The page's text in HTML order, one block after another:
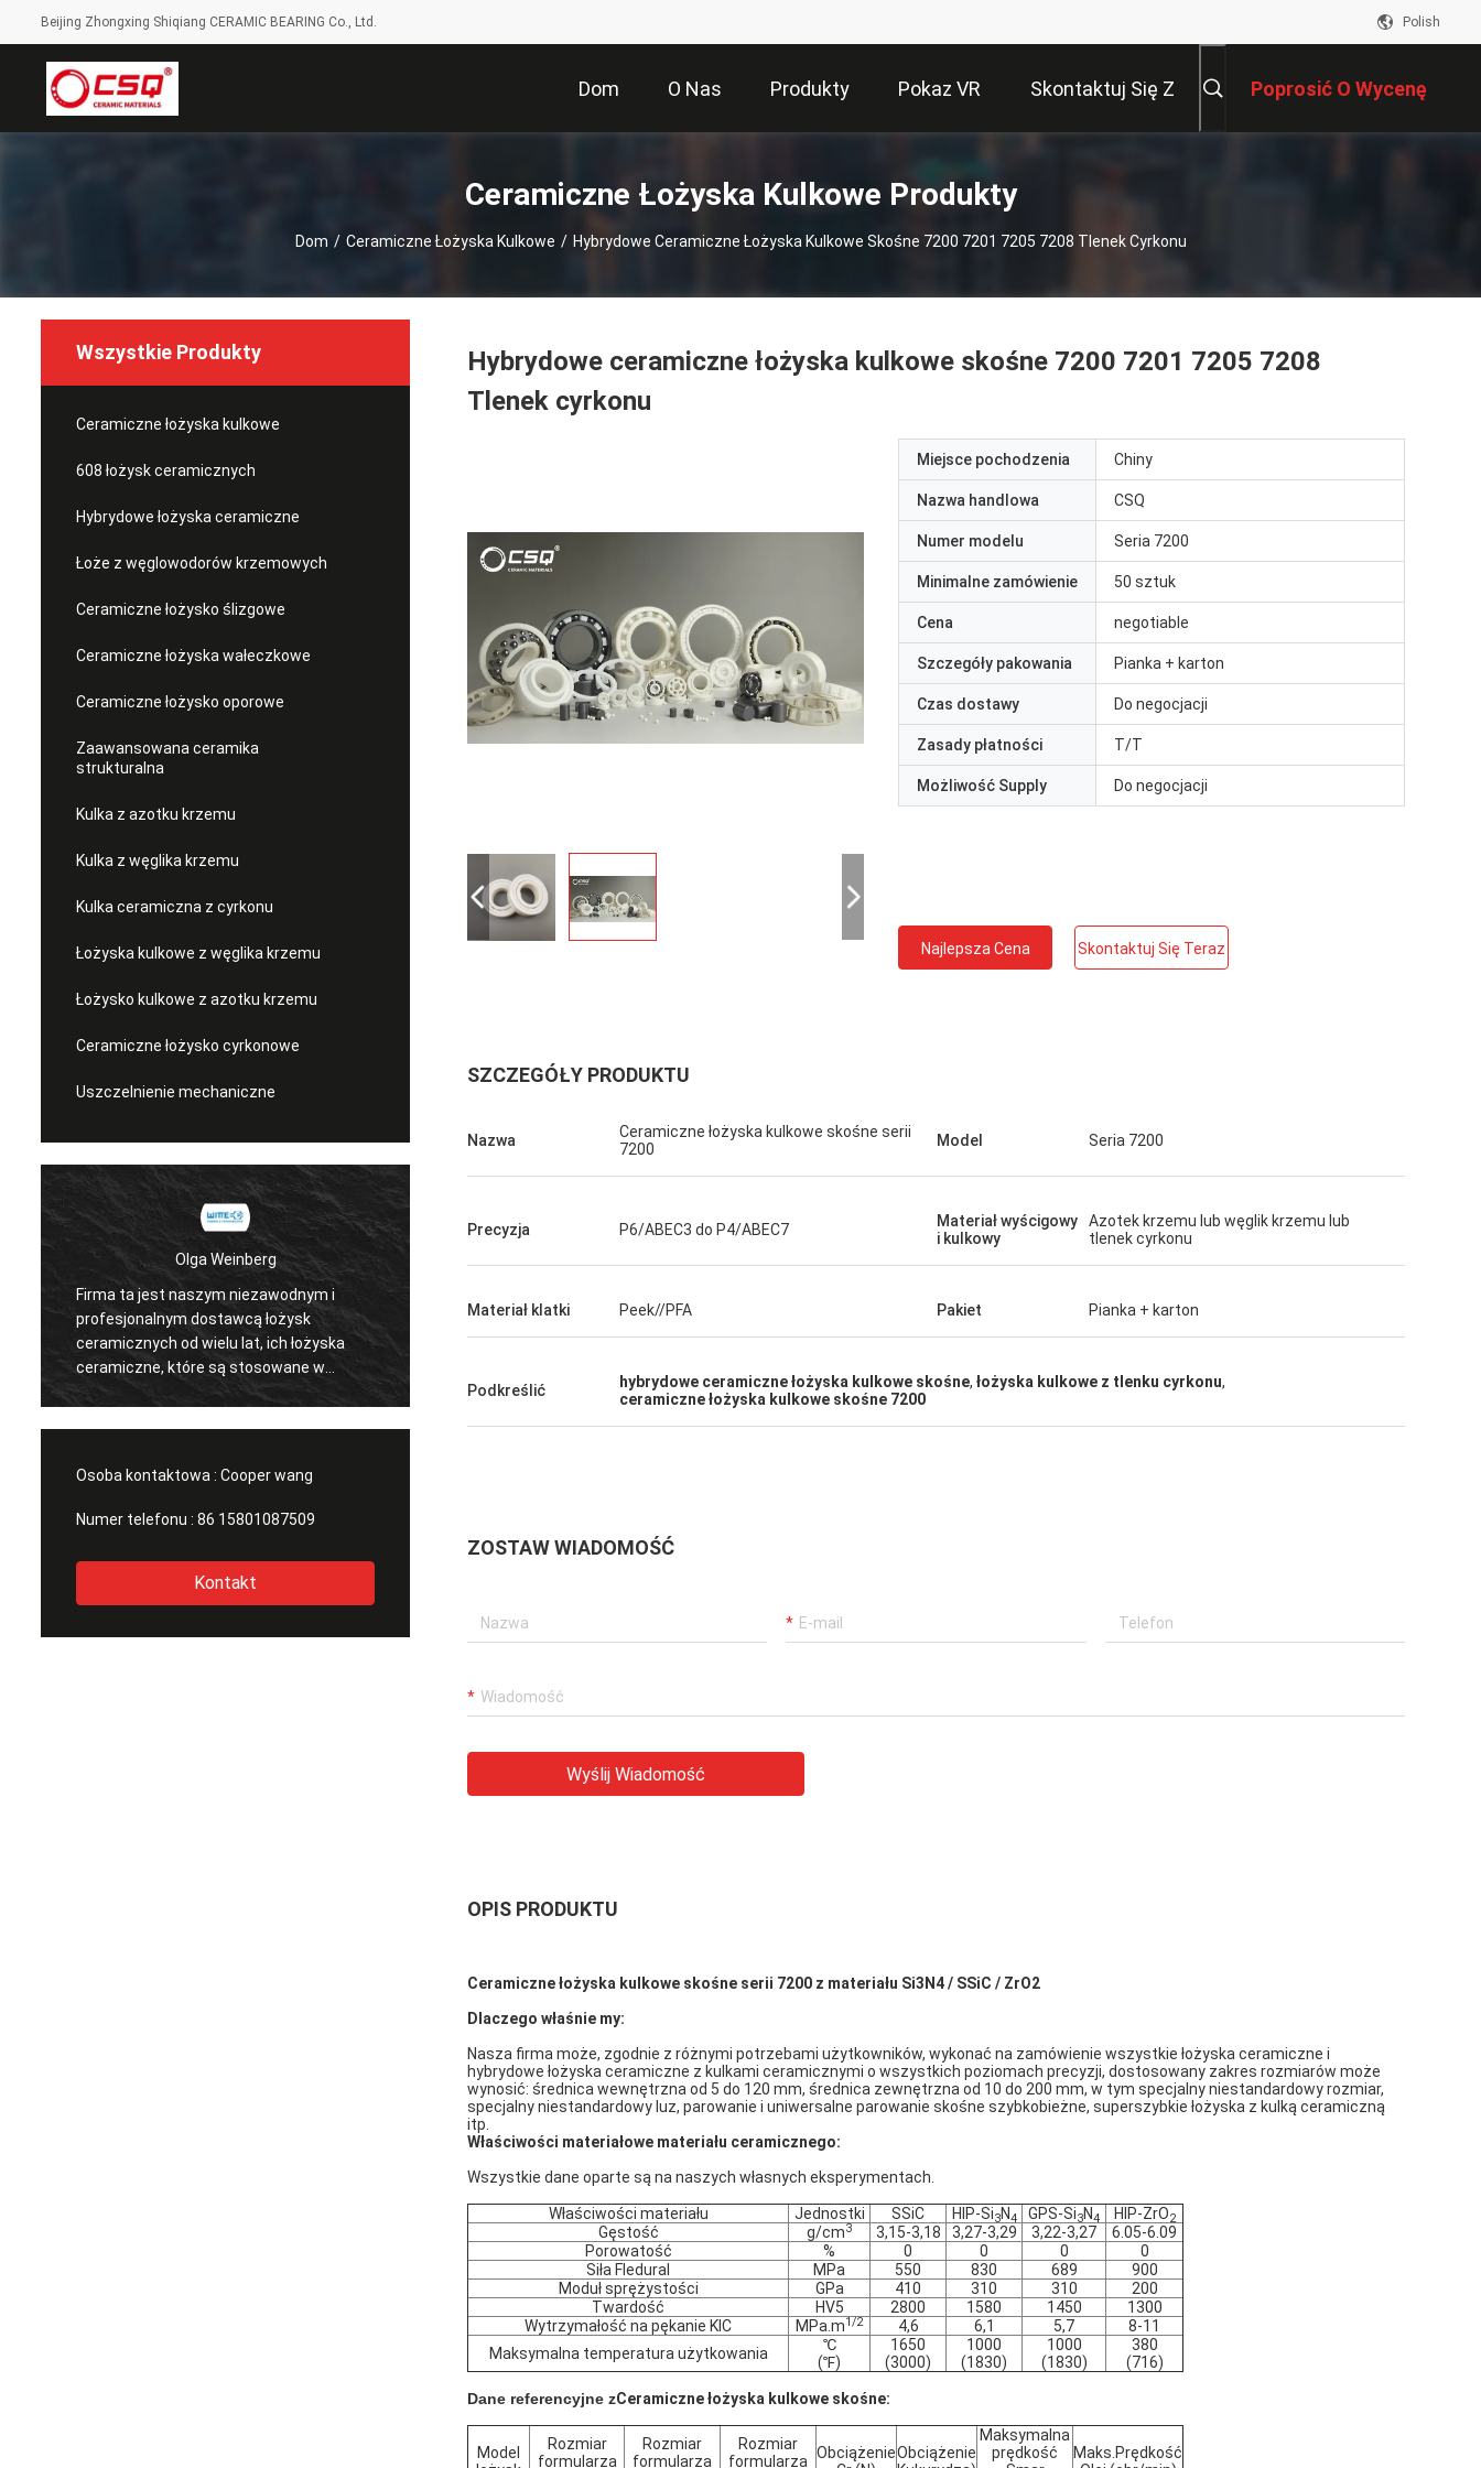
Beijing Zhongxing Shiqiang CERAMIC BEARING Co., Ltd. Polish
Dom O Nas Produkty Pokaz VR Skontaktuj Się Z Poprosić O Wycenę
Ceramiczne Łożyska Kulkowe Produkty
Dom / Ceramiczne Łożyska Kulkowe / Hybrydowe Ceramiczne Łożyska Kulkowe Skośne 7200 7201 7205 7208 Tlenek Cyrkonu
Wszystkie Produkty
Ceramiczne łożyska kulkowe
608 łożysk ceramicznych
Hybrydowe łożyska ceramiczne
Łoże z węglowodorów krzemowych
Ceramiczne łożysko ślizgowe
Ceramiczne łożyska wałeczkowe
Ceramiczne łożysko oporowe
Zaawansowana ceramika
strukturalna
Kulka z azotku krzemu
Kulka z węglika krzemu
Kulka ceramiczna z cyrkonu
Łożyska kulkowe z węglika krzemu
Łożysko kulkowe z azotku krzemu
Ceramiczne łożysko cyrkonowe
Uszczelnienie mechaniczne
Olga Weinberg
Firma ta jest naszym niezawodnym i
profesjonalnym dostawcą łożysk
ceramicznych od wielu lat, ich łożyska
ceramiczne, które są stosowane w
naszej pompie są dobrej jakości.
Roberta
Ich łożyska ceramiczne są bardzo
Osoba kontaktowa : Cooper wang
Numer telefonu : 86 15801087509
Kontakt
Hybrydowe ceramiczne łożyska kulkowe skośne 7200 7201 7205 7208
Tlenek cyrkonu
Miejsce pochodzenia Chiny
Nazwa handlowa CSQ
Numer modelu Seria 7200
Minimalne zamówienie 50 sztuk
Cena negotiable
Szczegóły pakowania Pianka + karton
Czas dostawy Do negocjacji
Zasady płatności T/T
Możliwość Supply Do negocjacji
Najlepsza Cena Skontaktuj Się Teraz
SZCZEGÓŁY PRODUKTU
Nazwa
Ceramiczne łożyska kulkowe skośne serii
7200
Model Seria 7200
Precyzja P6/ABEC3 do P4/ABEC7
Materiał wyścigowy
i kulkowy
Azotek krzemu lub węglik krzemu lub
tlenek cyrkonu
Materiał klatki Peek//PFA Pakiet Pianka + karton
Podkreślić hybrydowe ceramiczne łożyska kulkowe skośne, łożyska kulkowe z tlenku cyrkonu,
ceramiczne łożyska kulkowe skośne 7200
ZOSTAW WIADOMOŚĆ
Wyślij Wiadomość
OPIS PRODUKTU
Ceramiczne łożyska kulkowe skośne serii 7200 z materiału Si3N4 / SSiC / ZrO2
Dlaczego właśnie my:
Nasza firma może, zgodnie z różnymi potrzebami użytkowników, wykonać na zamówienie wszystkie łożyska ceramiczne i
hybrydowe łożyska ceramiczne z kulkami ceramicznymi o wszystkich poziomach precyzji, dostosowany zakres rozmiarów może
wynosić: średnica wewnętrzna od 5 do 120 mm, średnica zewnętrzna od 10 do 200 mm, w tym specjalny niestandardowy rozmiar,
specjalny niestandardowy luz, parowanie i uniwersalne parowanie skośne szybkobieżne, superszybkie łożyska z kulką ceramiczną
itp.
Właściwości materiałowe materiału ceramicznego:
Wszystkie dane oparte są na naszych własnych eksperymentach.
Właściwości materiału Jednostki SSiC HIP-Si3N4 GPS-Si3N4 HIP-ZrO2
Gęstość g/cm3 3,15-3,18 3,27-3,29 3,22-3,27
6.05-6.09
Porowatość
% 0 0 0
0
Siła Fledural
MPa 550 830 689
900
Moduł sprężystości
GPa 410 310 310
200
Twardość
HV5 2800 1580 1450
1300
Wytrzymałość na pękanie KIC
MPa.m1/2 4,6 6,1 5,7
8-11
Maksymalna temperatura użytkowania
℃
(℉)
1650
(3000)
1000
(1830)
1000
(1830)
380
(716)
Dane referencyjne zCeramiczne łożyska kulkowe skośne:
Model
Rozmiar
formularza
Rozmiar
formularza
Rozmiar
formularza ObciążenieObciążenie
Maksymalna
prędkość
Maks.Prędkość